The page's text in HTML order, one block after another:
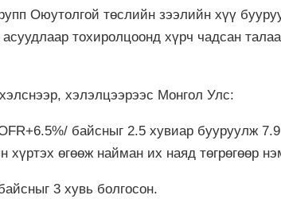
Оюутолгой төслийн зээлийн хүү
асуудлаар тохиролцоонд хүрч чадсан
хэлэлцээрээс Монгол Улс:
байсныг 2.5 хувиар бууруулж
хүртэх өгөөж найман их наяд төгрөгөөр
3 хувь болгосон.